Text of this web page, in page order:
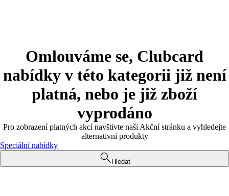
Omlouváme se, Clubcard
nabídky v této kategorii již není
platná, nebo je již zboží
vyprodáno
Pro zobrazení platných akcí navštivte naši Akční stránku a vyhledejte
alternativní produkty
Speciální nabídky
Hledat